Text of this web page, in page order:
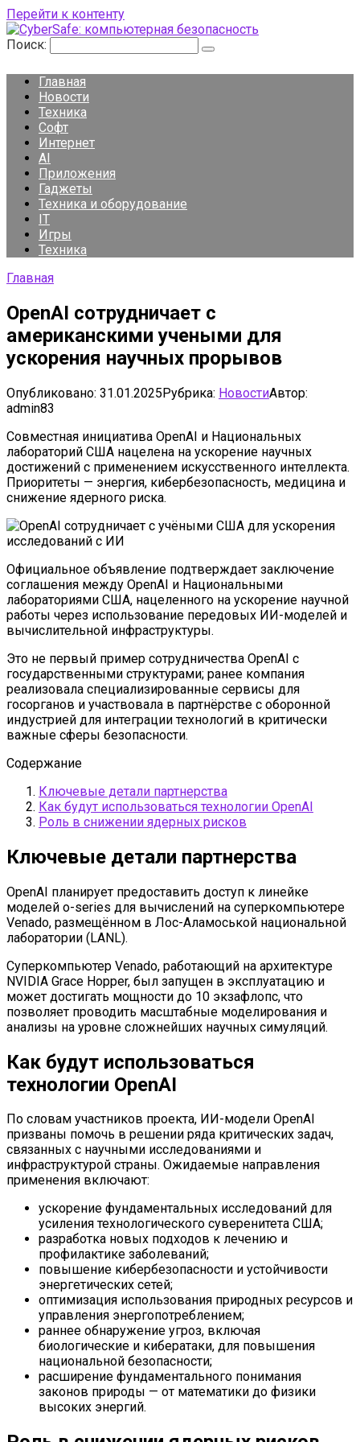
Перейти к контенту
Поиск:
Главная
Новости
Техника
Софт
Интернет
AI
Приложения
Гаджеты
Техника и оборудование
IT
Игры
Техника
Главная
OpenAI сотрудничает с
американскими учеными для
ускорения научных прорывов
Опубликовано: 31.01.2025Рубрика: НовостиАвтор:
admin83
Совместная инициатива OpenAI и Национальных
лабораторий США нацелена на ускорение научных
достижений с применением искусственного интеллекта.
Приоритеты — энергия, кибербезопасность, медицина и
снижение ядерного риска.
Официальное объявление подтверждает заключение
соглашения между OpenAI и Национальными
лабораториями США, нацеленного на ускорение научной
работы через использование передовых ИИ-моделей и
вычислительной инфраструктуры.
Это не первый пример сотрудничества OpenAI с
государственными структурами; ранее компания
реализовала специализированные сервисы для
госорганов и участвовала в партнёрстве с оборонной
индустрией для интеграции технологий в критически
важные сферы безопасности.
Содержание
Ключевые детали партнерства
Как будут использоваться технологии OpenAI
Роль в снижении ядерных рисков
Ключевые детали партнерства
OpenAI планирует предоставить доступ к линейке
моделей o-series для вычислений на суперкомпьютере
Venado, размещённом в Лос-Аламоськой национальной
лаборатории (LANL).
Суперкомпьютер Venado, работающий на архитектуре
NVIDIA Grace Hopper, был запущен в эксплуатацию и
может достигать мощности до 10 экзафлопс, что
позволяет проводить масштабные моделирования и
анализы на уровне сложнейших научных симуляций.
Как будут использоваться
технологии OpenAI
По словам участников проекта, ИИ-модели OpenAI
призваны помочь в решении ряда критических задач,
связанных с научными исследованиями и
инфраструктурой страны. Ожидаемые направления
применения включают:
ускорение фундаментальных исследований для
усиления технологического суверенитета США;
разработка новых подходов к лечению и
профилактике заболеваний;
повышение кибербезопасности и устойчивости
энергетических сетей;
оптимизация использования природных ресурсов и
управления энергопотреблением;
раннее обнаружение угроз, включая
биологические и кибератаки, для повышения
национальной безопасности;
расширение фундаментального понимания
законов природы — от математики до физики
высоких энергий.